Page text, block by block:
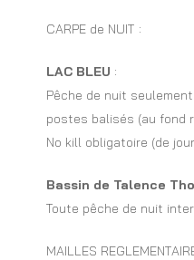
CARPE de NUIT :
LAC BLEU :
Pêche de nuit
postes balisés (au fond
No kill obligatoire (de
Bassin de Talence
Toute pêche de nuit
MAILLES